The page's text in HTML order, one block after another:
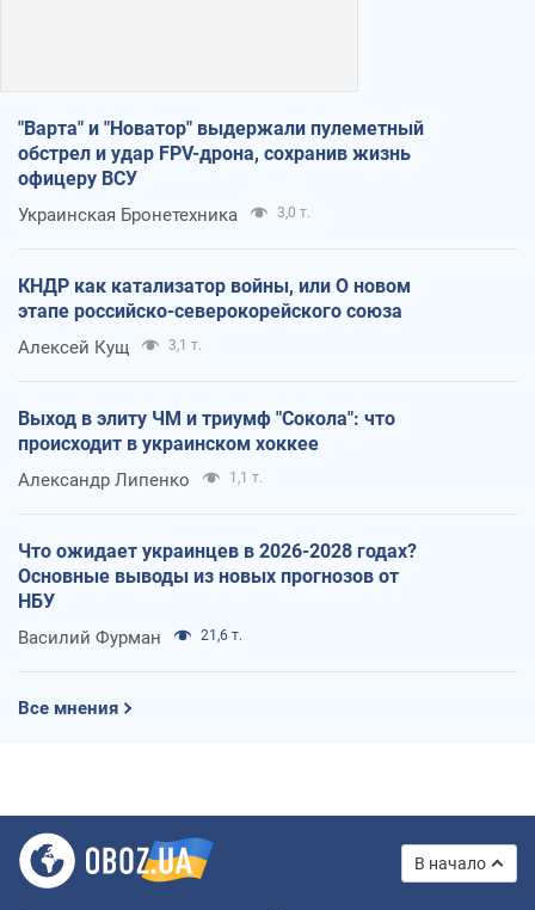
"Варта" и "Новатор" выдержали пулеметный
обстрел и удар FPV-дрона, сохранив жизнь
офицеру ВСУ
Украинская Бронетехника 3,0 т.
КНДР как катализатор войны, или О новом
этапе российско-северокорейского союза
Алексей Кущ 3,1 т.
Выход в элиту ЧМ и триумф "Сокола": что
происходит в украинском хоккее
Александр Липенко 1,1 т.
Что ожидает украинцев в 2026-2028 годах?
Основные выводы из новых прогнозов от
НБУ
Василий Фурман 21,6 т.
Все мнения
В начало